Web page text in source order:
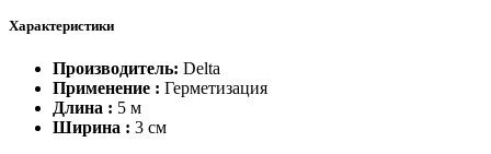
Характеристики
Производитель: Delta
Применение : Герметизация
Длина : 5 м
Ширина : 3 см